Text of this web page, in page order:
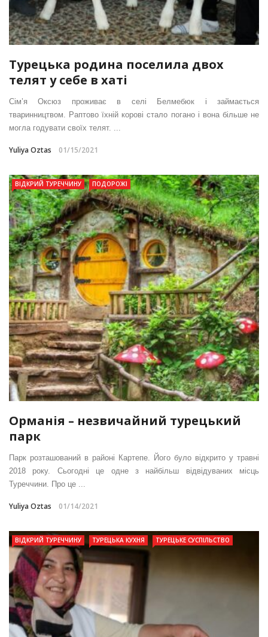
Турецька родина поселила двох
телят у себе в хаті
Сім’я Оксюз проживає в селі Белмебюк і займається
тваринництвом. Раптово їхній корові стало погано і вона більше не
могла годувати своїх телят. ...
Yuliya Oztas 01/15/2021
ВІДКРИЙ ТУРЕЧЧИНУ ПОДОРОЖІ
Орманія – незвичайний турецький
парк
Парк розташований в районі Картепе. Його було відкрито у травні
2018 року. Сьогодні це одне з найбільш відвідуваних місць
Туреччини. Про це ...
Yuliya Oztas 01/14/2021
ВІДКРИЙ ТУРЕЧЧИНУ ТУРЕЦЬКА КУХНЯ ТУРЕЦЬКЕ СУСПІЛЬСТВО